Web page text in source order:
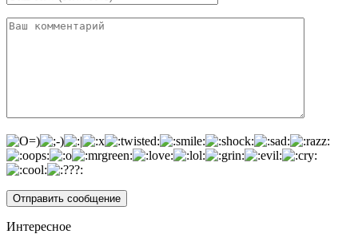
Интересное